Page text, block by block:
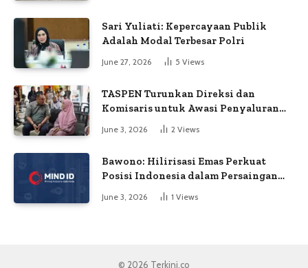
Sari Yuliati: Kepercayaan Publik
Adalah Modal Terbesar Polri
June 27, 2026 5 Views
TASPEN Turunkan Direksi dan
Komisaris untuk Awasi Penyaluran
June 3, 2026 2 Views
Bawono: Hilirisasi Emas Perkuat
Posisi Indonesia dalam Persaingan
Industri Global
June 3, 2026 1 Views
© 2026 Terkini.co